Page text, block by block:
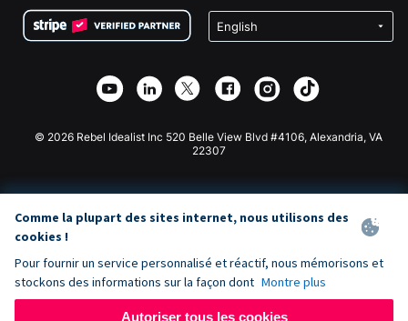
Confidentialité
Partenariat d'affiliation
Bibliothèque
Collecte de fonds caritative
Plugin de don Wix
Application de don Webflow
Don Joomla
© 2026 Rebel Idealist Inc 520 Belle View Blvd #4106, Alexandria, VA
22307
Comme la plupart des sites internet, nous utilisons des
cookies !
Pour fournir un service personnalisé et réactif, nous mémorisons et
stockons des informations sur la façon dont Montre plus
Autoriser tous les cookies